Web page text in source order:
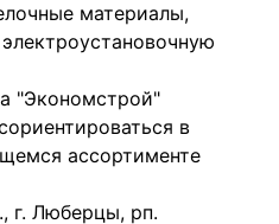
материалы,
"Экономстрой"
в
ассортименте
г. Люберцы, рп.